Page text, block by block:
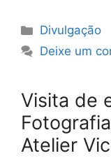
Categorias
Divulgação
Deixe um
Visita de
Atelier